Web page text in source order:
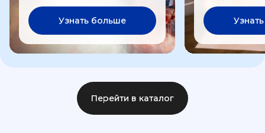
Узнать больше
Перейти в каталог